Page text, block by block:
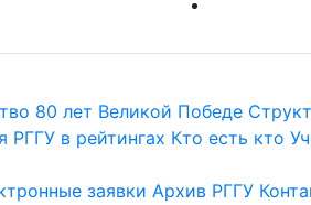
80 лет Великой Победе
РГГУ в рейтингах Кто есть кто
заявки Архив РГГУ